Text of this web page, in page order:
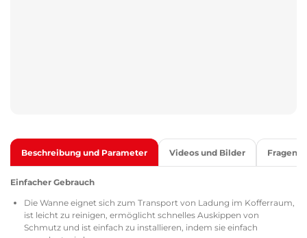
Beschreibung und Parameter Videos und Bilder Fragen
Einfacher Gebrauch
Die Wanne eignet sich zum Transport von Ladung im Kofferraum,
ist leicht zu reinigen, ermöglicht schnelles Auskippen von
Schmutz und ist einfach zu installieren, indem sie einfach